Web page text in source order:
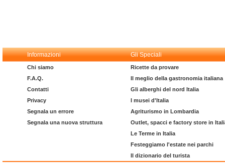
Informazioni Gli Speciali
Chi siamo
F.A.Q.
Contatti
Privacy
Segnala un errore
Segnala una nuova struttura
Ricette da provare
Il meglio della gastronomia italiana
Gli alberghi del nord Italia
I musei d'Italia
Agriturismo in Lombardia
Outlet, spacci e factory store in
Le Terme in Italia
Festeggiamo l'estate nei parchi
Il dizionario del turista